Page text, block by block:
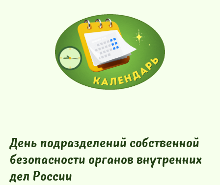
День подразделений собственной
безопасности органов внутренних
дел России